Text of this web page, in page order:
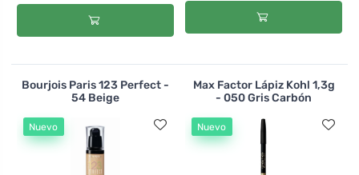
Bourjois Paris 123 Perfect -
54 Beige
Nuevo
Max Factor Lápiz Kohl 1,3g
- 050 Gris Carbón
Nuevo